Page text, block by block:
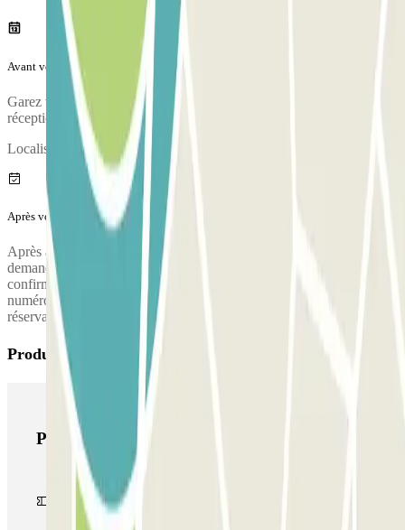
Avant votre voyage
Garez votre véhicule et validez votre réservation auprès de la
réception.
Localisation de la réception :
Après votre voyage
Après avoir récupéré vos bagages, appelez le parking pour
demander la prise en charge. Pendant l'appel, une personne vous
confirmera le point de rencontre à la terminal de l'aéroport. Le
numéro de téléphone du parking vous sera fourni une fois la
réservation effectuée.
Produits Parclick
Produits Parclick